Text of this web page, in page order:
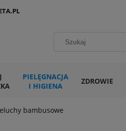
PIELĘGNACJA
I HIGIENA
ZDROWIE
bambusowe